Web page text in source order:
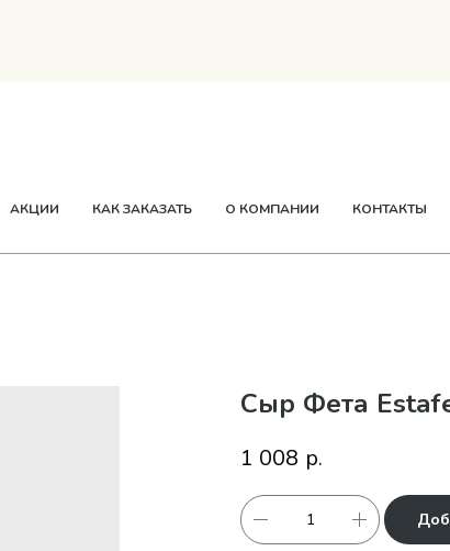
АКЦИИ КАК ЗАКАЗАТЬ О КОМПАНИИ КОНТАКТЫ
Сыр Фета
1 008 р.